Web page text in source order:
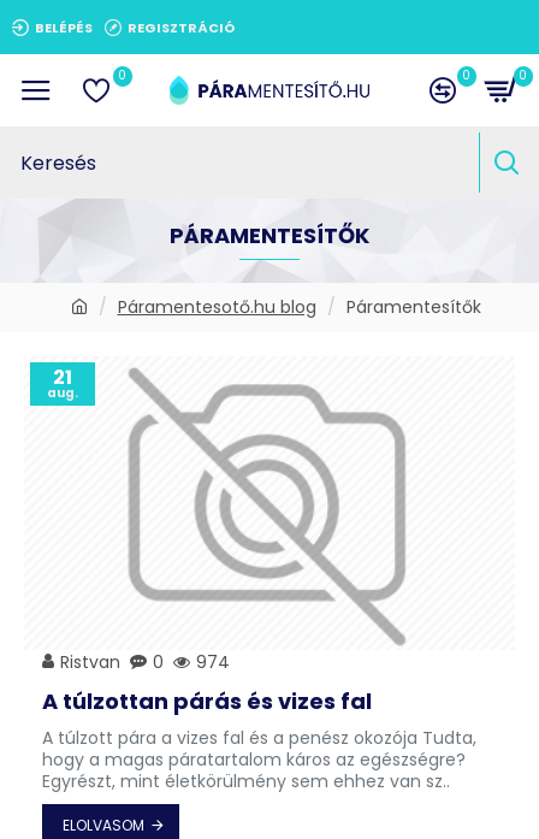
BELÉPÉS REGISZTRÁCIÓ
0 0 0
Páramentesotő.hu blog Páramentesítők
PÁRAMENTESÍTŐK
21
aug.
Ristvan 0 974
A túlzottan párás és vizes fal
A túlzott pára a vizes fal és a penész okozója Tudta,
hogy a magas páratartalom káros az egészségre?
Egyrészt, mint életkörülmény sem ehhez van sz..
ELOLVASOM